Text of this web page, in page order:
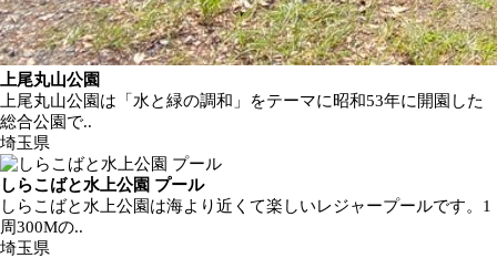
上尾丸山公園
上尾丸山公園は「水と緑の調和」をテーマに昭和53年に開園した
総合公園で..
埼玉県
しらこばと水上公園 プール
しらこばと水上公園は海より近くて楽しいレジャープールです。1
周300Mの..
埼玉県